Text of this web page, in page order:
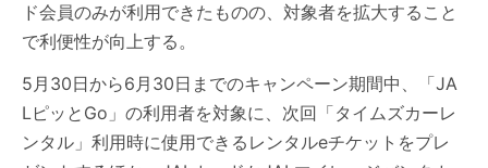
ド会員のみが利用できたものの、対象者を拡大すること
で利便性が向上する。
5月30日から6月30日までのキャンペーン期間中、「JA
LピッとGo」の利用者を対象に、次回「タイムズカーレ
ンタル」利用時に使用できるレンタルeチケットをプレ